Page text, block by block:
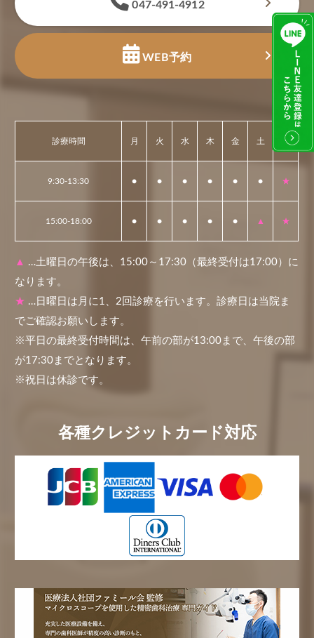
047-491-4912
WEB予約
診療時間 月 火 水 木 金 土 日
9:30-13:30 ● ● ● ● ● ● ★
15:00-18:00 ● ● ● ● ● ▲ ★
▲ …土曜日の午後は、15:00～17:30（最終受付は17:00）に
なります。
★ …日曜日は月に1、2回診療を行います。診療日は当院ま
でご確認お願いします。
※平日の最終受付時間は、午前の部が13:00まで、午後の部
が17:30までとなります。
※祝日は休診です。
各種クレジットカード対応